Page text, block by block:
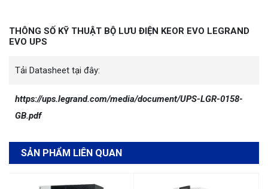
https://ups.legrand.com/media/document/UPS-LGR-0158-GB.pdf
THÔNG SỐ KỸ THUẬT BỘ LƯU ĐIỆN KEOR EVO LEGRAND
EVO UPS
Tải Datasheet tại đây:
https://ups.legrand.com/media/document/UPS-LGR-0158-
GB.pdf
SẢN PHẨM LIÊN QUAN